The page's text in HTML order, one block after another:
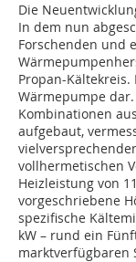
Die
In dem nun
Forschenden und
Propan-
Wärmepumpe
Kombinationen
aufgebaut,
vollhermetischen
Heizleistung von
vorgeschriebene
spezifische
kW – rund ein
marktverfügbaren